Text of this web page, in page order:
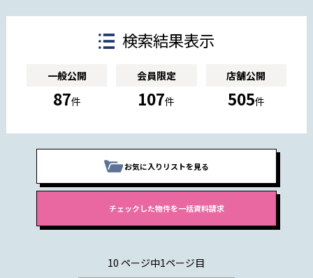
検索結果表示
一般公開
87件
会員限定
107件
店舗公開
505件
お気に入りリストを見る
10 ページ中1ページ目